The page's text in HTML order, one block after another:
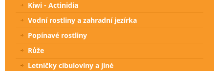
Kiwi - Actinidia
Vodní rostliny a zahradní jezírka
Popínavé rostliny
Růže
Letničky cibuloviny a jiné